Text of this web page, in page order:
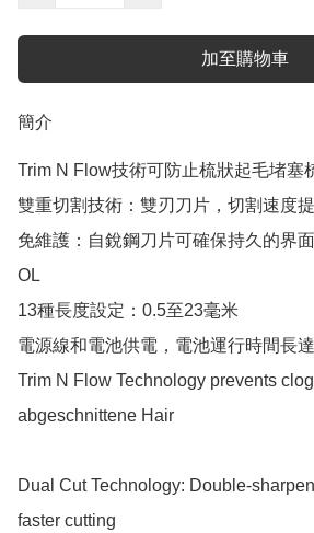
加至購物車
簡介
Trim N Flow技術可防止梳狀起毛堵塞
雙重切割技術：雙刃刀片，切割速度
免維護：自銳鋼刀片可確保持久的界
OL
13種長度設定：0.5至23毫米
電源線和電池供電，電池運行時間長
Trim N Flow Technology prevents
abgeschnittene Hair
Dual Cut Technology: Double-
faster cutting